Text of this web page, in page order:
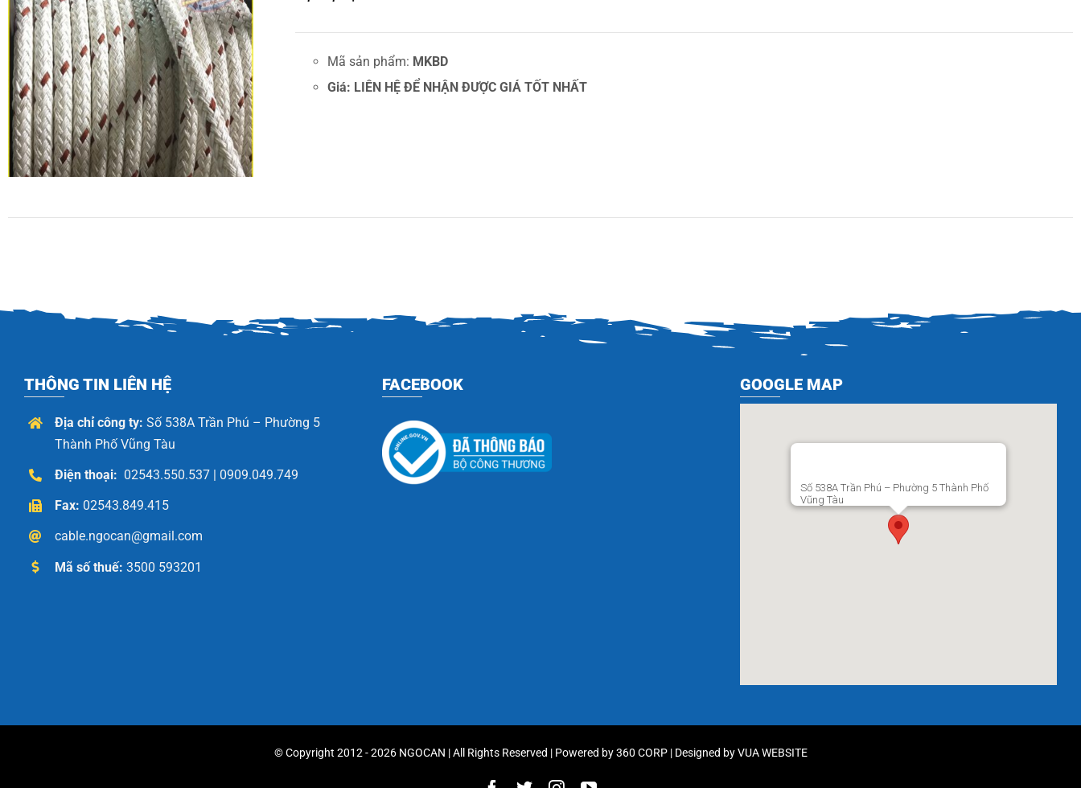
DETAILS
Mã sản phẩm: MKBD
Giá: LIÊN HỆ ĐỂ NHẬN ĐƯỢC GIÁ TỐT NHẤT
THÔNG TIN LIÊN HỆ
Địa chỉ công ty: Số 538A Trần Phú – Phường 5
Thành Phố Vũng Tàu
Điện thoại: 02543.550.537 | 0909.049.749
Fax: 02543.849.415
cable.ngocan@gmail.com
Mã số thuế: 3500 593201
FACEBOOK GOOGLE MAP
Số 538A Trần Phú – Phường 5 Thành Phố
Vũng Tàu
© Copyright 2012 - 2026 NGOCAN | All Rights Reserved | Powered by360 CORP| Designed byVUA WEBSITE